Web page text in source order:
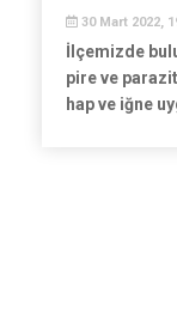
30 Mart 2022,
İlçemizde
pire ve
hap ve iğne